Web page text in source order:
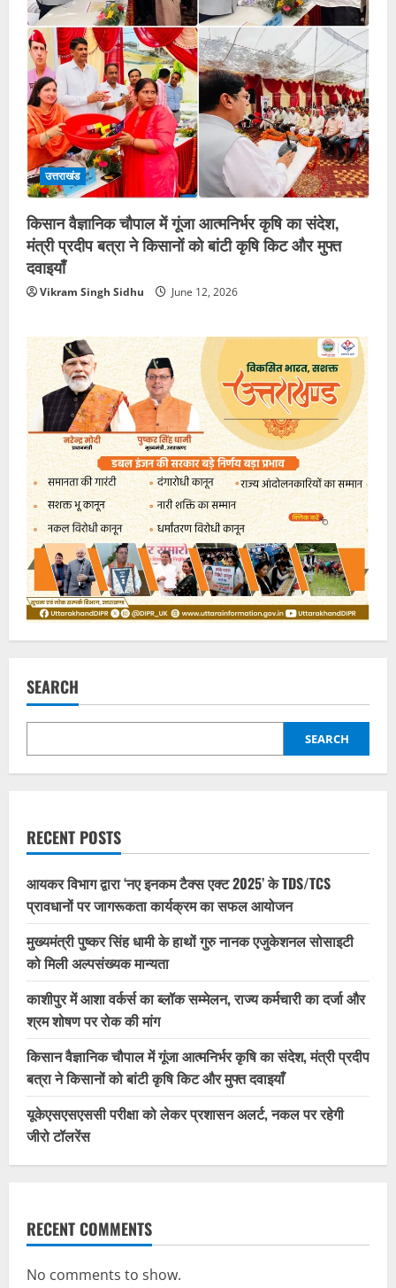
उत्तराखंड
किसान वैज्ञानिक चौपाल में गूंजा आत्मनिर्भर कृषि का संदेश,
मंत्री प्रदीप बत्रा ने किसानों को बांटी कृषि किट और मुफ्त
दवाइयाँ
Vikram Singh Sidhu June 12, 2026
SEARCH
SEARCH
RECENT POSTS
आयकर विभाग द्वारा ‘नए इनकम टैक्स एक्ट 2025’ के TDS/TCS
प्रावधानों पर जागरूकता कार्यक्रम का सफल आयोजन
मुख्यमंत्री पुष्कर सिंह धामी के हाथों गुरु नानक एजुकेशनल सोसाइटी
को मिली अल्पसंख्यक मान्यता
काशीपुर में आशा वर्कर्स का ब्लॉक सम्मेलन, राज्य कर्मचारी का दर्जा और
श्रम शोषण पर रोक की मांग
किसान वैज्ञानिक चौपाल में गूंजा आत्मनिर्भर कृषि का संदेश, मंत्री प्रदीप
बत्रा ने किसानों को बांटी कृषि किट और मुफ्त दवाइयाँ
यूकेएसएसएससी परीक्षा को लेकर प्रशासन अलर्ट, नकल पर रहेगी
जीरो टॉलरेंस
RECENT COMMENTS
No comments to show.